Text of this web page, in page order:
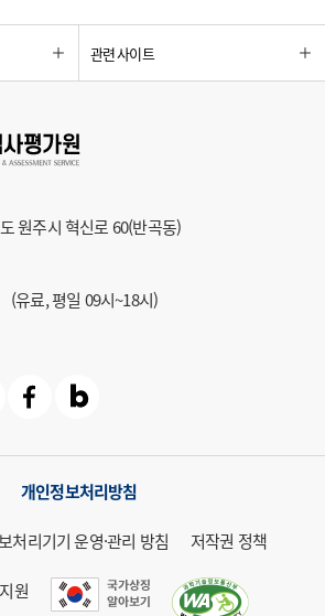
관련 사이트
원주시 혁신로 60(반곡동)
(유료, 평일 09시~18시)
개인정보처리방침
처리기기 운영·관리 방침 저작권 정책
원